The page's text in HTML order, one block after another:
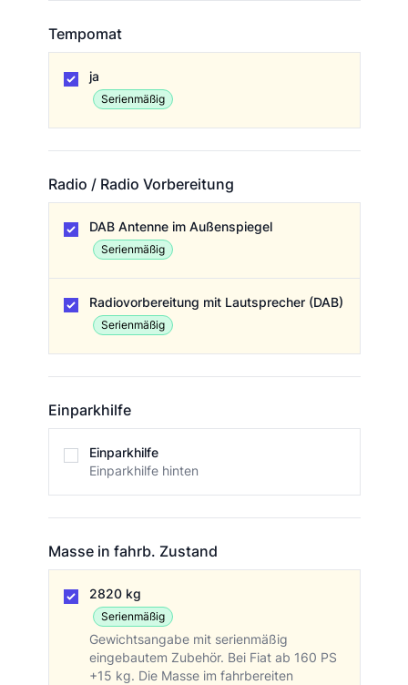
Tempomat
ja
Serienmäßig
Radio / Radio Vorbereitung
DAB Antenne im Außenspiegel
Serienmäßig
Radiovorbereitung mit Lautsprecher (DAB)
Serienmäßig
Einparkhilfe
Einparkhilfe
Einparkhilfe hinten
Masse in fahrb. Zustand
2820 kg
Serienmäßig
Gewichtsangabe mit serienmäßig
eingebautem Zubehör. Bei Fiat ab 160 PS
+15 kg. Die Masse im fahrbereiten